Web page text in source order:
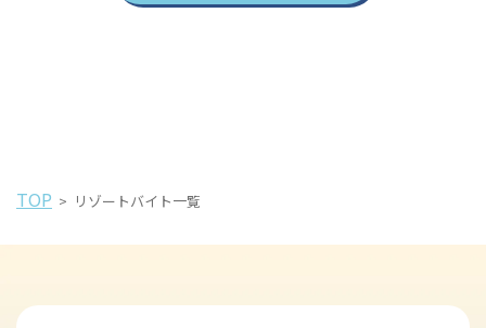
TOP > リゾートバイト一覧